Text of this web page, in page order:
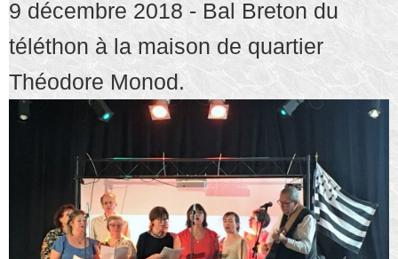
9 décembre 2018 - Bal Breton du
téléthon à la maison de quartier
Théodore Monod.